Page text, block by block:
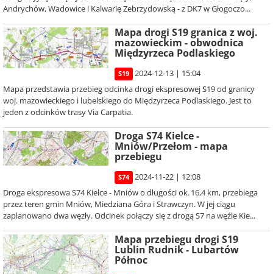
Andrychów, Wadowice i Kalwarię Zebrzydowską - z DK7 w Głogoczo...
Mapa drogi S19 granica z woj.
mazowieckim - obwodnica
Międzyrzeca Podlaskiego
S19
2024-12-13 | 15:04
Mapa przedstawia przebieg odcinka drogi ekspresowej S19 od granicy
woj. mazowieckiego i lubelskiego do Międzyrzeca Podlaskiego. Jest to
jeden z odcinków trasy Via Carpatia.
Droga S74 Kielce -
Mniów/Przełom - mapa
przebiegu
S74
2024-11-22 | 12:08
Droga ekspresowa S74 Kielce - Mniów o długości ok. 16,4 km, przebiega
przez teren gmin Mniów, Miedziana Góra i Strawczyn. W jej ciągu
zaplanowano dwa węzły. Odcinek połączy się z drogą S7 na węźle Kie...
Mapa przebiegu drogi S19
Lublin Rudnik - Lubartów
Północ